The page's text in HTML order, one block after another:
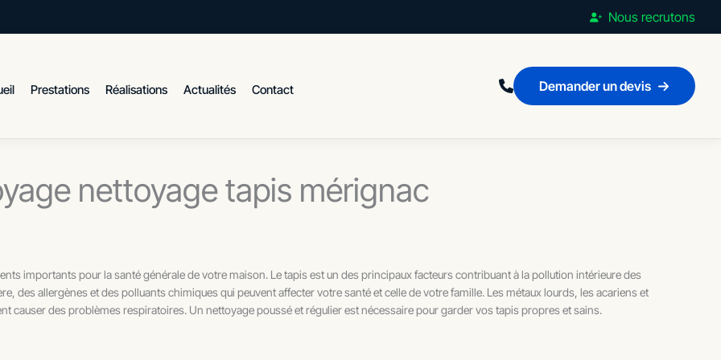
Nous recrutons
Prestations Réalisations Actualités Contact Demander un devis
nettoyage tapis mérignac
importants pour la santé générale de votre maison. Le tapis est un des principaux facteurs contribuant à la pollution intérieure des
des allergènes et des polluants chimiques qui peuvent affecter votre santé et celle de votre famille. Les métaux lourds, les acariens et
causer des problèmes respiratoires. Un nettoyage poussé et régulier est nécessaire pour garder vos tapis propres et sains.